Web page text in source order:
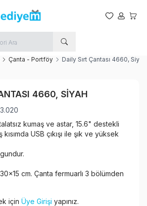
Favorilerim
Hesabım
Çanta - Portföy Daily Sırt Çantası 4660, Siyah
4660, SIYAH
kumaş ve astar, 15.6" destekli
USB çıkışı ile şık ve yüksek
cm. Çanta fermuarlı 3 bölümden
için Üye Girişi yapınız.